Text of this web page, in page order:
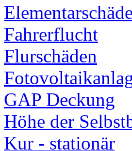
Fahrerflucht
Flurschäden
GAP Deckung
Höhe der
Kur - stationär